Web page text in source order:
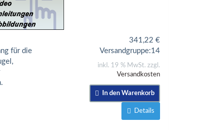
für die
341,22 €
Versandgruppe:14
inkl. 19 % MwSt. zzgl.
Versandkosten
In den Warenkorb
Details